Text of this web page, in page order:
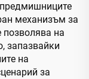
механизъм за
позволява на
запазвайки
на
за